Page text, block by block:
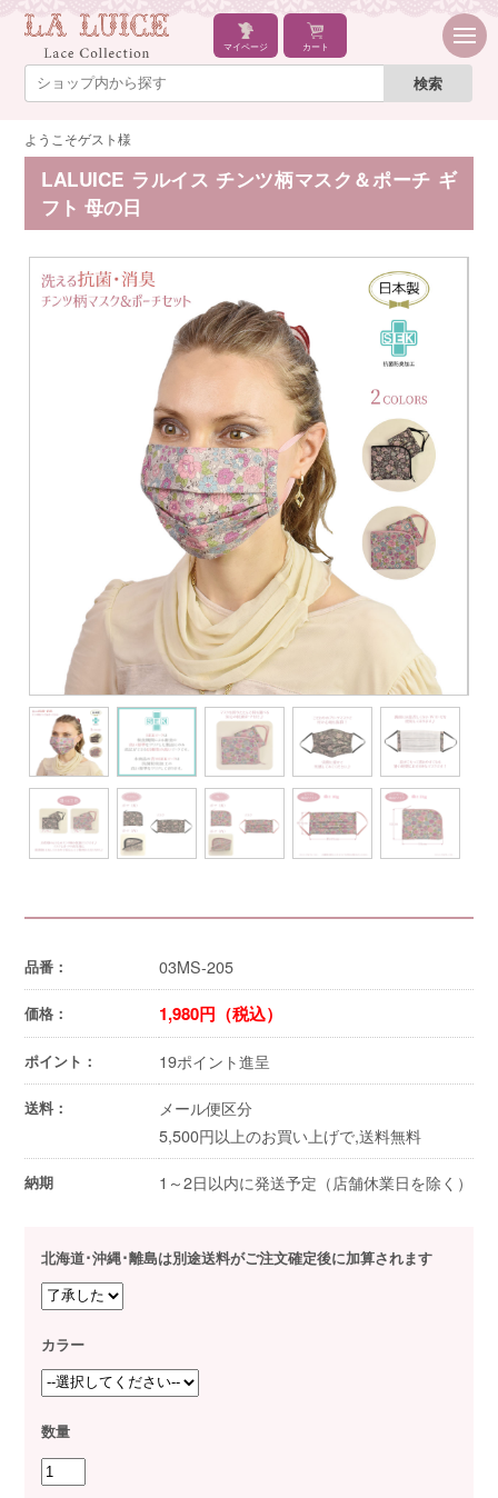
マイページ カート
ようこそゲスト様
LALUICE ラルイス チンツ柄マスク＆ポーチ ギ
フト 母の日
品番： 03MS-205
価格： 1,980円（税込）
ポイント： 19ポイント進呈
送料：
メール便区分
5,500円以上のお買い上げで,送料無料
納期 1～2日以内に発送予定（店舗休業日を除く）
北海道･沖縄･離島は別途送料がご注文確定後に加算されます
カラー
数量